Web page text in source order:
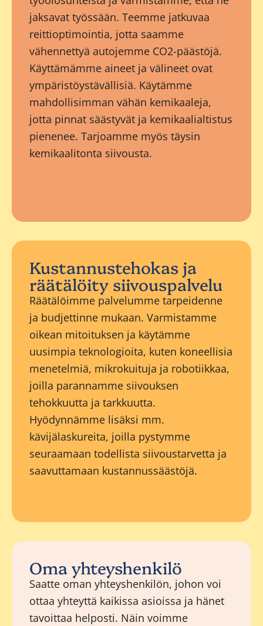
jaksavat työssään. Teemme jatkuvaa
reittioptimointia, jotta saamme
vähennettyä autojemme CO2-päästöjä.
Käyttämämme aineet ja välineet ovat
ympäristöystävällisiä. Käytämme
mahdollisimman vähän kemikaaleja,
jotta pinnat säästyvät ja kemikaalialtistus
pienenee. Tarjoamme myös täysin
kemikaalitonta siivousta.
Kustannustehokas ja
räätälöity siivouspalvelu
Räätälöimme palvelumme tarpeidenne
ja budjettinne mukaan. Varmistamme
oikean mitoituksen ja käytämme
uusimpia teknologioita, kuten koneellisia
menetelmiä, mikrokuituja ja robotiikkaa,
joilla parannamme siivouksen
tehokkuutta ja tarkkuutta.
Hyödynnämme lisäksi mm.
kävijälaskureita, joilla pystymme
seuraamaan todellista siivoustarvetta ja
saavuttamaan kustannussäästöjä.
Oma yhteyshenkilö
Saatte oman yhteyshenkilön, johon voi
ottaa yhteyttä kaikissa asioissa ja hänet
tavoittaa helposti. Näin voimme